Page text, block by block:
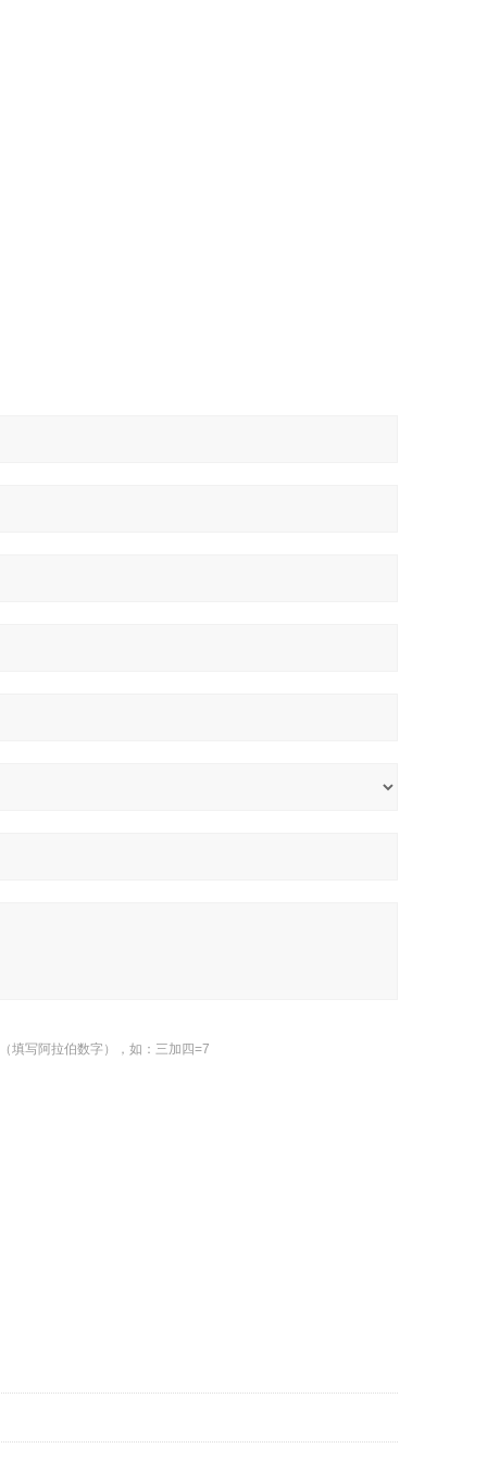
填写阿拉伯数字），如：三加四=7